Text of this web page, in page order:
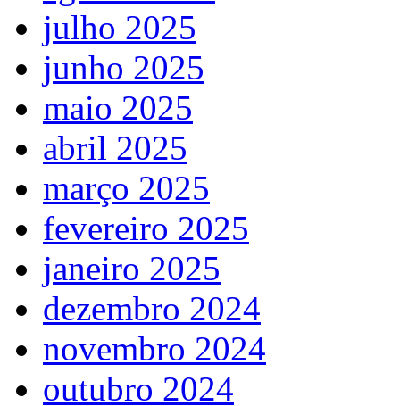
julho 2025
junho 2025
maio 2025
abril 2025
março 2025
fevereiro 2025
janeiro 2025
dezembro 2024
novembro 2024
outubro 2024